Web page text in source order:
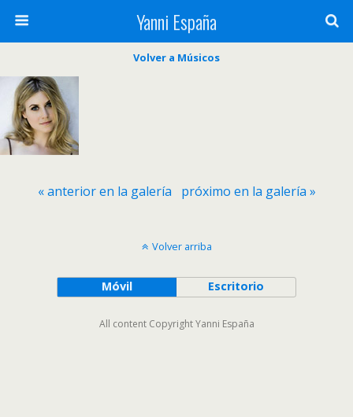
Yanni España
Volver a Músicos
« anterior en la galería próximo en la galería »
Volver arriba
Móvil Escritorio
All content Copyright Yanni España